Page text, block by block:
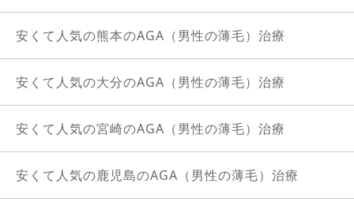
安くて人気の熊本のAGA（男性の薄毛）治療
安くて人気の大分のAGA（男性の薄毛）治療
安くて人気の宮崎のAGA（男性の薄毛）治療
安くて人気の鹿児島のAGA（男性の薄毛）治療